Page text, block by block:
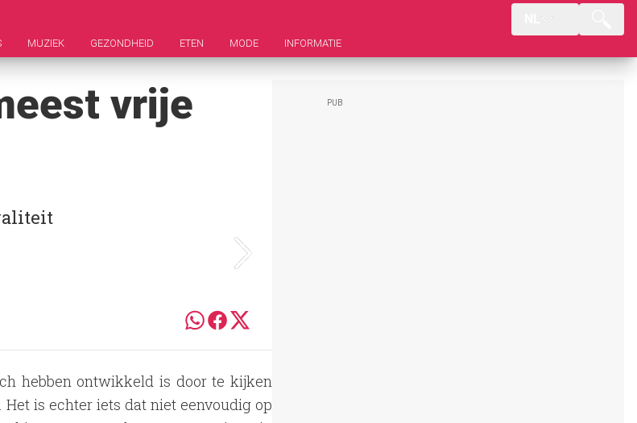
MUZIEK GEZONDHEID ETEN MODE INFORMATIE
vrije
hebben ontwikkeld is door te kijken
is echter iets dat niet eenvoudig op